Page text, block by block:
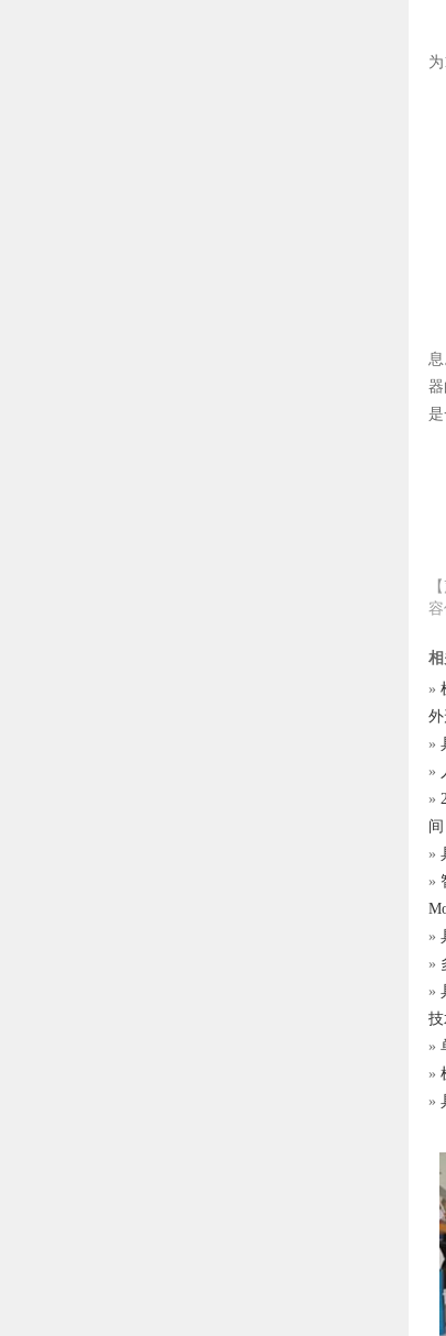
为
容
»
»
»
»
间
»
»
»
»
»
»
»
»